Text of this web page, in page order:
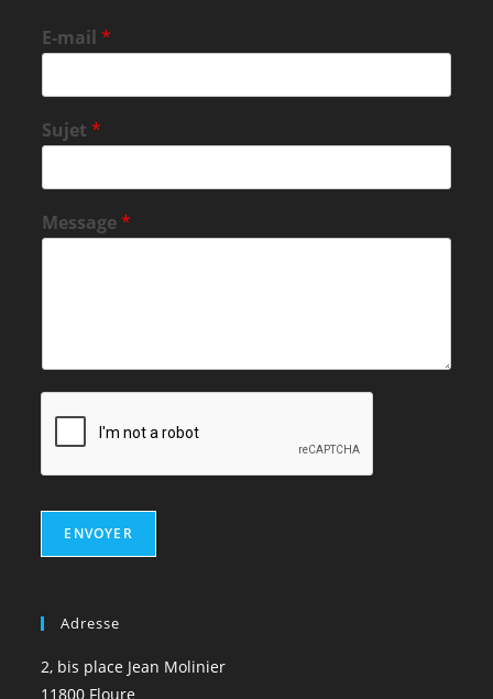
E-mail*
Sujet*
Message*
ENVOYER
Adresse
2, bis place Jean Molinier
11800 Floure